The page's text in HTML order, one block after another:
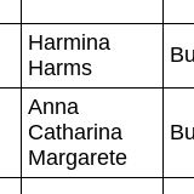
Harmina
Harms
Anna
Catharina
Margarete